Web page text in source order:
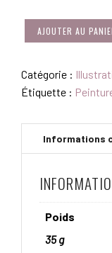
QUANTITÉ
DE
FERME
AUX
BLEUETS
AJOUTER AU
Catégorie :
Étiquette :
Poids
35 g